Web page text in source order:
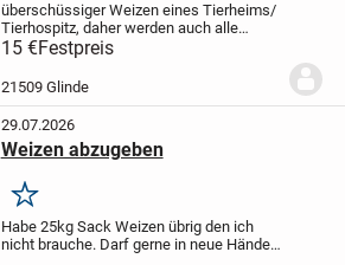
überschüssiger Weizen eines Tierheims/
Tierhospitz, daher werden auch alle
Einnahmen an das Tierheim
gespendet.
Nichtraucherhaushalt
15 €Festpreis
21509 Glinde
29.07.2026
Weizen abzugeben
Merken
Habe 25kg Sack Weizen übrig den ich
nicht brauche. Darf gerne in neue Hände.